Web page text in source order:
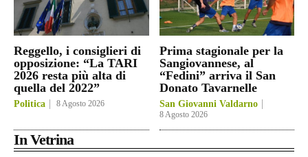
Reggello, i consiglieri di
opposizione: “La TARI
2026 resta più alta di
quella del 2022”
Politica 8 Agosto 2026
Prima stagionale per la
Sangiovannese, al
“Fedini” arriva il San
Donato Tavarnelle
San Giovanni Valdarno
8 Agosto 2026
In Vetrina